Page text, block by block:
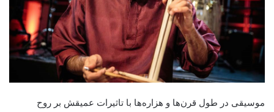
موسیقی در طول قرن‌ها و هزاره‌ها با تاثیرات عمیقش بر روح